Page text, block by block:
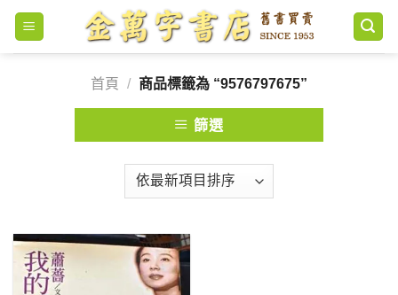
Skip
content
首頁
/ 商品標籤為 “9576797675”
篩選